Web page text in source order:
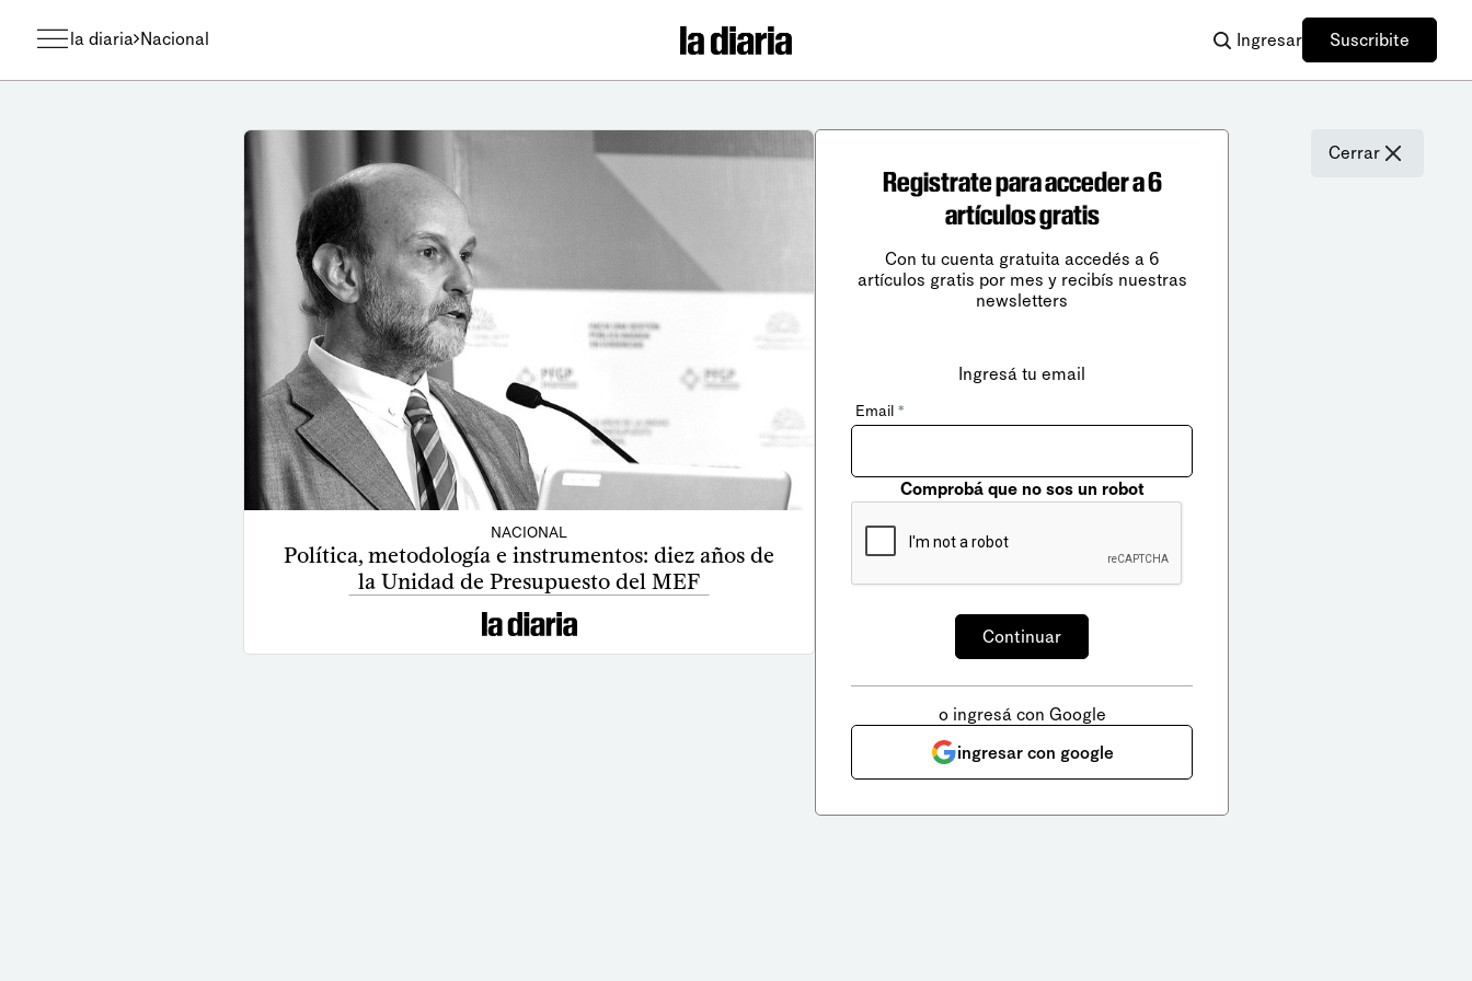
la diaria Nacional Ingresar Suscribite
NACIONAL
Política, metodología e instrumentos: diez años de
la Unidad de Presupuesto del MEF
Cerrar
Registrate para acceder a 6
artículos gratis
Con tu cuenta gratuita accedés a 6
artículos gratis por mes y recibís nuestras
newsletters
Ingresá tu email
Email *
Comprobá que no sos un robot
o ingresá con Google
ingresar con google